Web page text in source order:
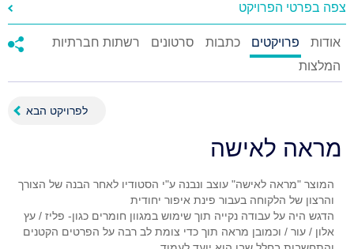
צפה בפרטי הפרויקט
אודות פרויקטים כתבות סרטונים
רשתות חברתיות
המלצות
לפרויקט הבא
מראה לאישה
המוצר "מראה לאישה" עוצב ונבנה ע"י הסטודיו לאחר הבנה של הצורך
הדגש היה על עבודה נקייה תוך שימוש במגוון חומרים כגון- פליז / עץ
אלון / עור / וכמובן מראה תוך כדי צומת לב רבה על הפרטים הקטנים